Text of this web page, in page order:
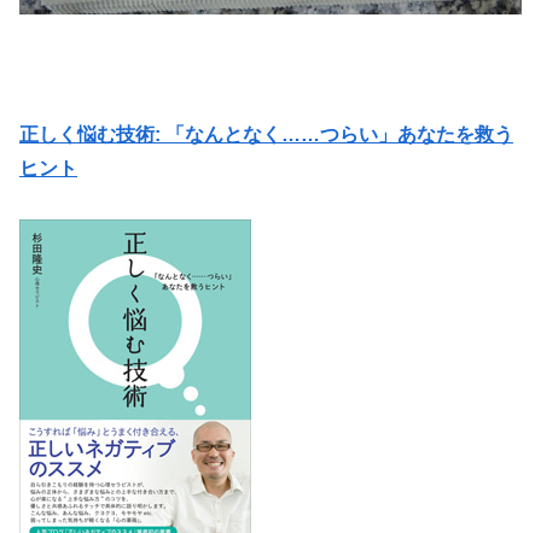
正しく悩む技術: 「なんとなく……つらい」あなたを救う
ヒント